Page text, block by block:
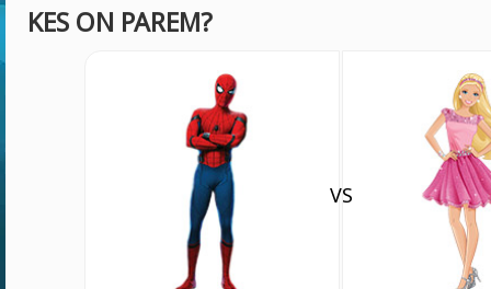
KES ON PAREM?
VS